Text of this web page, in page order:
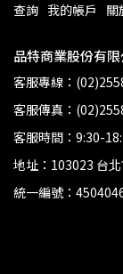
查詢 我的帳戶 關
品特商業股份有限
客服專線：
客服傳真：
客服時間：9:30-
地址：103023 台
統一編號：